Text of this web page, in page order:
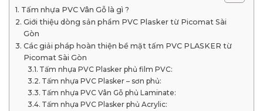
Tấm nhựa PVC Vân Gỗ là gì ?
Giới thiệu dòng sản phẩm PVC Plasker từ Picomat Sài
Gòn
Các giải pháp hoàn thiện bề mặt tấm PVC PLASKER từ
Picomat Sài Gòn
Tấm nhựa PVC Plasker phủ film PVC:
Tấm nhựa PVC Plasker – sơn phủ:
Tấm nhựa PVC Vân Gỗ phủ Laminate:
Tấm nhựa PVC Plasker phủ Acrylic: